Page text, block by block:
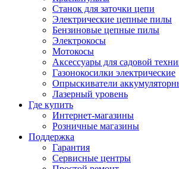
Станок для заточки цепи
Электрические цепные пилы
Бензиновые цепные пилы
Электрокосы
Мотокосы
Аксессуары для садовой
Газонокосилки электрические
Опрыскиватели
Лазерный уровень
Где купить
Интернет-магазины
Розничные магазины
Поддержка
Гарантия
Сервисные центры